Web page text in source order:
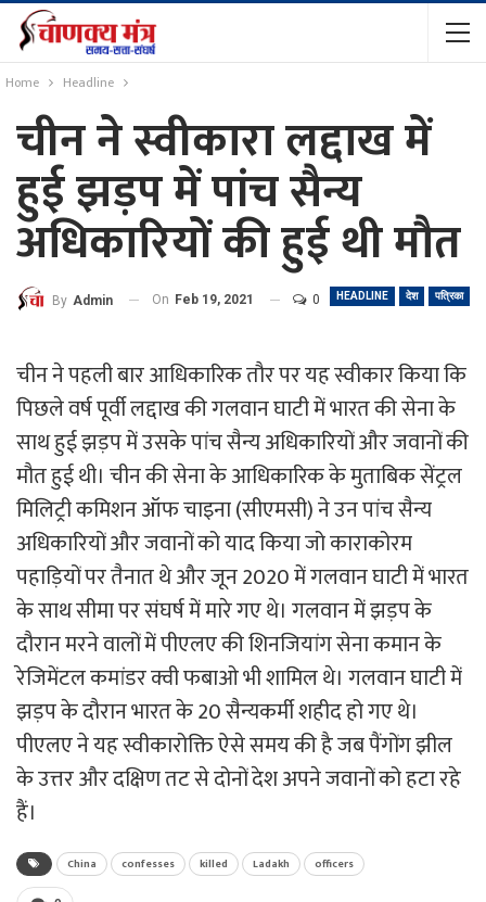
Home Headline
चीन ने स्वीकारा लद्दाख में
हुई झड़प में पांच सैन्य
अधिकारियों की हुई थी मौत
HEADLINE देश पत्रिका
By Admin On Feb 19, 2021 0
चीन ने पहली बार आधिकारिक तौर पर यह स्वीकार किया कि
पिछले वर्ष पूर्वी लद्दाख की गलवान घाटी में भारत की सेना के
साथ हुई झड़प में उसके पांच सैन्य अधिकारियों और जवानों की
मौत हुई थी। चीन की सेना के आधिकारिक के मुताबिक सेंट्रल
मिलिट्री कमिशन ऑफ चाइना (सीएमसी) ने उन पांच सैन्य
अधिकारियों और जवानों को याद किया जो काराकोरम
पहाड़ियों पर तैनात थे और जून 2020 में गलवान घाटी में भारत
के साथ सीमा पर संघर्ष में मारे गए थे। गलवान में झड़प के
दौरान मरने वालों में पीएलए की शिनजियांग सेना कमान के
रेजिमेंटल कमांडर क्वी फबाओ भी शामिल थे। गलवान घाटी में
झड़प के दौरान भारत के 20 सैन्यकर्मी शहीद हो गए थे।
पीएलए ने यह स्वीकारोक्ति ऐसे समय की है जब पैंगोंग झील
के उत्तर और दक्षिण तट से दोनों देश अपने जवानों को हटा रहे
हैं।
China confesses killed Ladakh officers